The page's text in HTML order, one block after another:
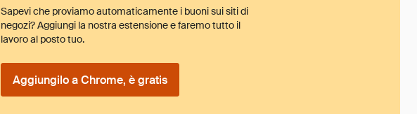
Sapevi che proviamo automaticamente i buoni sui siti di
negozi? Aggiungi la nostra estensione e faremo tutto il
lavoro al posto tuo.
Aggiungilo a Chrome, è gratis